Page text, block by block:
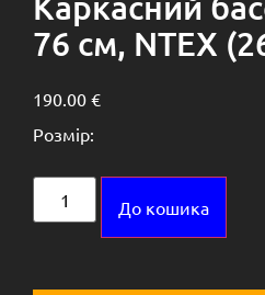
76 см, NTEX
190.00 €
Розмір:
До кошика